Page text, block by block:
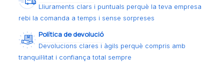
Lliuraments clars i puntuals perquè la teva empresa
rebi la comanda a temps i sense sorpreses
Política de devolució
Devolucions clares i àgils perquè compris amb
tranquil·litat i confiança total sempre